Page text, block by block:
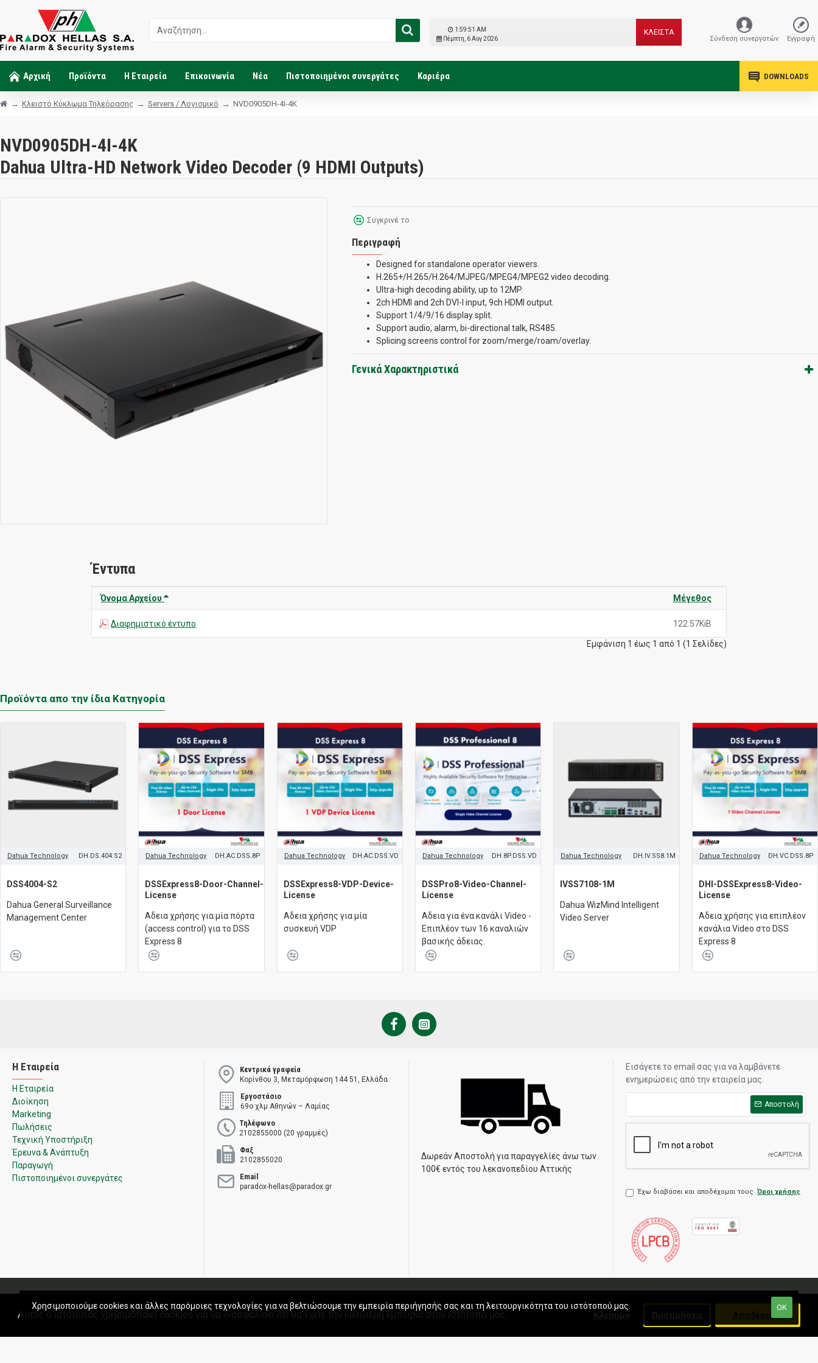
Αυτός ο ιστότοπος χρησιμοποιεί cookies για να διασφαλίσει ότι θα έχετε την καλύτερη εμπειρία στον ιστότοπό μας. Κλείσιμο Προτιμήσεις Αποδέχομαι
1:59:52 AM
Πέμπτη, 6 Αυγ 2026
ΚΛΕΙΣΤΑ
Σύνδεση συνεργατών Εγγραφή
Αρχική Προϊόντα Η Εταιρεία Επικοινωνία Νέα Πιστοποιημένοι συνεργάτες Καριέρα DOWNLOADS
Κλειστό Κύκλωμα Τηλεόρασης Servers / Λογισμικό NVD0905DH-4I-4K
NVD0905DH-4I-4K
Dahua Ultra-HD Network Video Decoder (9 HDMI Outputs)
Συγκρινέ το
Περιγραφή
Designed for standalone operator viewers.
H.265+/H.265/H.264/MJPEG/MPEG4/MPEG2 video decoding.
Ultra-high decoding ability, up to 12MP.
2ch HDMI and 2ch DVI-I input, 9ch HDMI output.
Support 1/4/9/16 display split.
Support audio, alarm, bi-directional talk, RS485.
Splicing screens control for zoom/merge/roam/overlay.
Γενικά Χαρακτηριστικά
Έντυπα
Όνομα Αρχείου Μέγεθος
Διαφημιστικό έντυπο 122.57KiB
Εμφάνιση 1 έως 1 από 1 (1 Σελίδες)
Προϊόντα απο την ίδια Κατηγορία
Dahua Technology DH.DS.404.S2
DSS4004-S2
Dahua General Surveillance
Management Center
Dahua Technology DH.AC.DSS.8P
DSSExpress8-Door-Channel-
License
Aδεια χρήσης για μία πόρτα
(access control) για το DSS
Express 8
Dahua Technology DH.AC.DSS.VD
DSSExpress8-VDP-Device-
License
Aδεια χρήσης για μία
συσκευή VDP
Dahua Technology DH.8P.DSS.VD
DSSPro8-Video-Channel-
License
Aδεια για ένα κανάλι Video -
Επιπλέον των 16 καναλιών
βασικής άδειας.
Dahua Technology DH.IV.SS8.1M
IVSS7108-1M
Dahua WizMind Intelligent
Video Server
Dahua Technology DH.VC.DSS.8P
DHI-DSSExpress8-Video-
License
Aδεια χρήσης για επιπλέον
κανάλια Video στο DSS
Express 8
Η Εταιρεία
Η Εταιρεία
Διοίκηση
Marketing
Πωλήσεις
Τεχνική Υποστήριξη
Έρευνα & Ανάπτυξη
Παραγωγή
Πιστοποιημένοι συνεργάτες
Κεντρικά γραφεία
Κορίνθου 3, Μεταμόρφωση 144 51, Ελλάδα
Εργοστάσιο
69ο χλμ Αθηνών – Λαμίας
Τηλέφωνο
2102855000 (20 γραμμές)
Φαξ
2102855020
Email
paradox-hellas@paradox.gr
Δωρεάν Αποστολή για παραγγελίες άνω των
100€ εντός του λεκανοπεδίου Αττικής
Εισάγετε το email σας για να λαμβάνετε
ενημερώσεις από την εταιρεία μας.
Αποστολή
Έχω διαβάσει και αποδέχομαι τους Όροι χρήσης
Πολιτική Ποιότητας Όροι χρήσης Πολιτική Πωλήσεων
Εγγύηση
Copyright © 2020 Paradox Hellas S.A. All rights reserved.
ΟΚ
Χρησιμοποιούμε cookies και άλλες παρόμοιες τεχνολογίες για να βελτιώσουμε την εμπειρία περιήγησής σας και τη λειτουργικότητα του ιστότοπού μας.